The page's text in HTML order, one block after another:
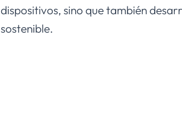
dispositivos, sino que también
sostenible.